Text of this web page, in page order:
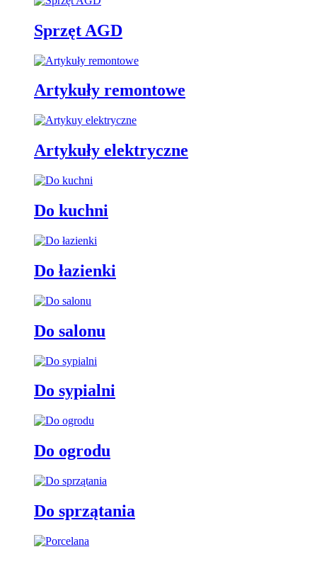
Sprzęt AGD
Artykuły remontowe
Artykuły elektryczne
Do kuchni
Do łazienki
Do salonu
Do sypialni
Do ogrodu
Do sprzątania